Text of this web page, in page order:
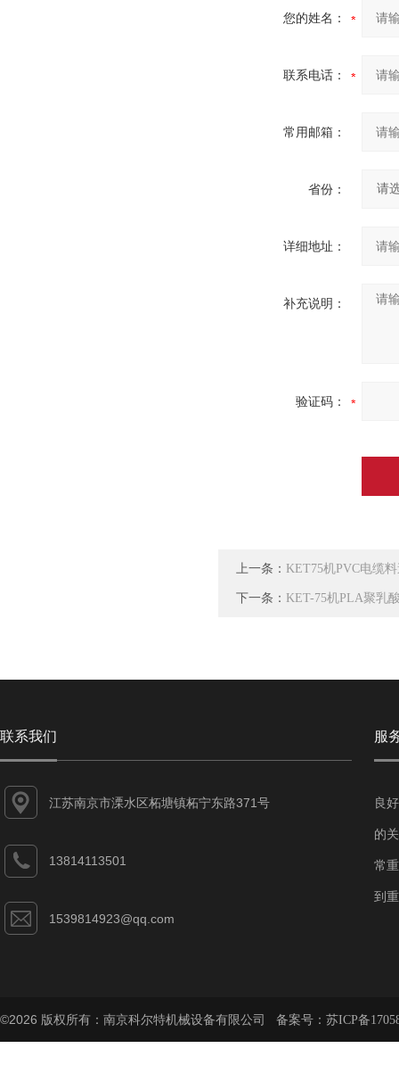
您的姓名：
联系电话：
常用邮箱：
省份：
详细地址：
补充说明：
验证码：
上一条： KET75机PVC电缆
下一条： KET-75机PLA聚乳
联系我们
江苏南京市溧水区柘塘镇柘宁东路371号
13814113501
1539814923@qq.com
服
良
的
常
到
©2026 版权所有：南京科尔特机械设备有限公司 备案号： 苏ICP备